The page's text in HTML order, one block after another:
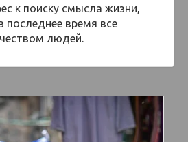
к поиску смысла жизни,
последнее время все
людей.